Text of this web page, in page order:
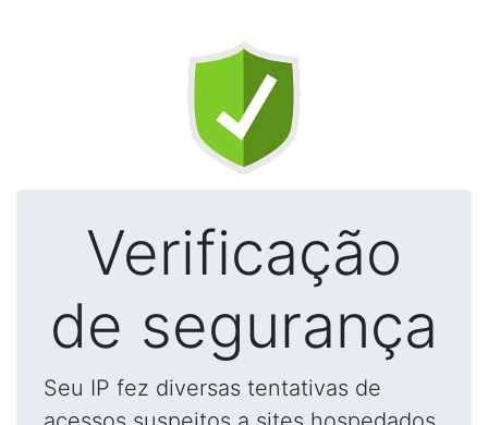
Verificação
de segurança
Seu IP fez diversas tentativas de